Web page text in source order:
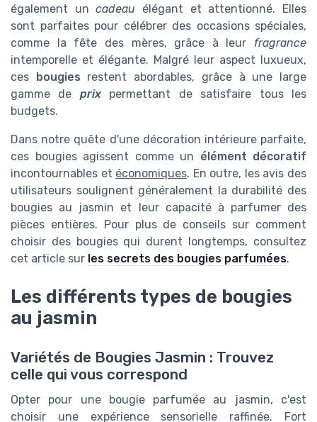
également uncadeau élégant et attentionné. Elles
sont parfaites pour célébrer des occasions spéciales,
comme la fête des mères, grâce à leur fragrance
intemporelle et élégante. Malgré leur aspect luxueux,
ces bougies restent abordables, grâce à une large
gamme de prixpermettant de satisfaire tous les
budgets.
Dans notre quête d'une décoration intérieure parfaite,
ces bougies agissent comme un élément décoratif
incontournables et économiques. En outre, les avis des
utilisateurs soulignent généralement la durabilité des
bougies au jasmin et leur capacité à parfumer des
pièces entières. Pour plus de conseils sur comment
choisir des bougies qui durent longtemps, consultez
cet article sur les secrets des bougies parfumées.
Les différents types de bougies
au jasmin
Variétés de Bougies Jasmin : Trouvez
celle qui vous correspond
Opter pour une bougie parfumée au jasmin, c'est
choisir une expérience sensorielle raffinée. Fort